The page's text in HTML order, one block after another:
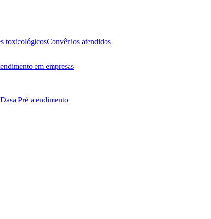
toxicológicosConvênios atendidos
em empresas
Pré-atendimento